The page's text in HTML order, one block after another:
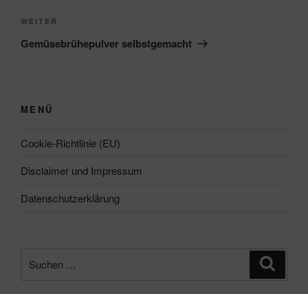
Nächster
Beitrag
WEITER
Gemüsebrühepulver selbstgemacht
MENÜ
Cookie-Richtlinie (EU)
Disclaimer und Impressum
Datenschutzerklärung
nach: